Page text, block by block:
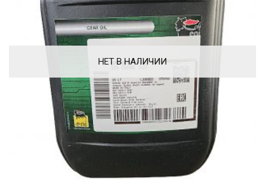
НЕТ В НАЛИЧИИ